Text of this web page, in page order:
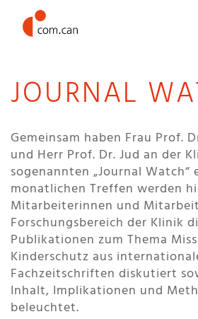
JOURNAL
Gemeinsam haben Frau Prof.
und Herr Prof. Dr. Jud an der
sogenannten „Journal Watch“
monatlichen Treffen werden
Mitarbeiterinnen und
Forschungsbereich der Klinik
Publikationen zum Thema
Kinderschutz aus
Fachzeitschriften diskutiert
Inhalt, Implikationen und
beleuchtet.